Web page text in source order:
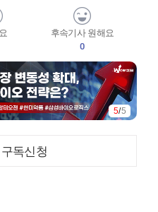
후속기사 원해요
0
5/5
독신청